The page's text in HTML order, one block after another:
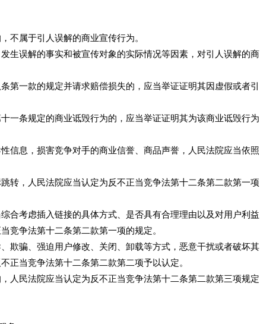
属于引人误解的商业宣传行为。
误解的事实和被宣传对象的实际情况等因素，对引人误解的商
一款的规定并请求赔偿损失的，应当举证证明其因虚假或者引
条规定的商业诋毁行为的，应当举证证明其为该商业诋毁行为
息，损害竞争对手的商业信誉、商品声誉，人民法院应当依照
，人民法院应当认定为反不正当竞争法第十二条第二款第一项
考虑插入链接的具体方式、是否具有合理理由以及对用户利益
竞争法第十二条第二款第一项的规定。
骗、强迫用户修改、关闭、卸载等方式，恶意干扰或者破坏其
正当竞争法第十二条第二款第二项予以认定。
民法院应当认定为反不正当竞争法第十二条第二款第三项规定